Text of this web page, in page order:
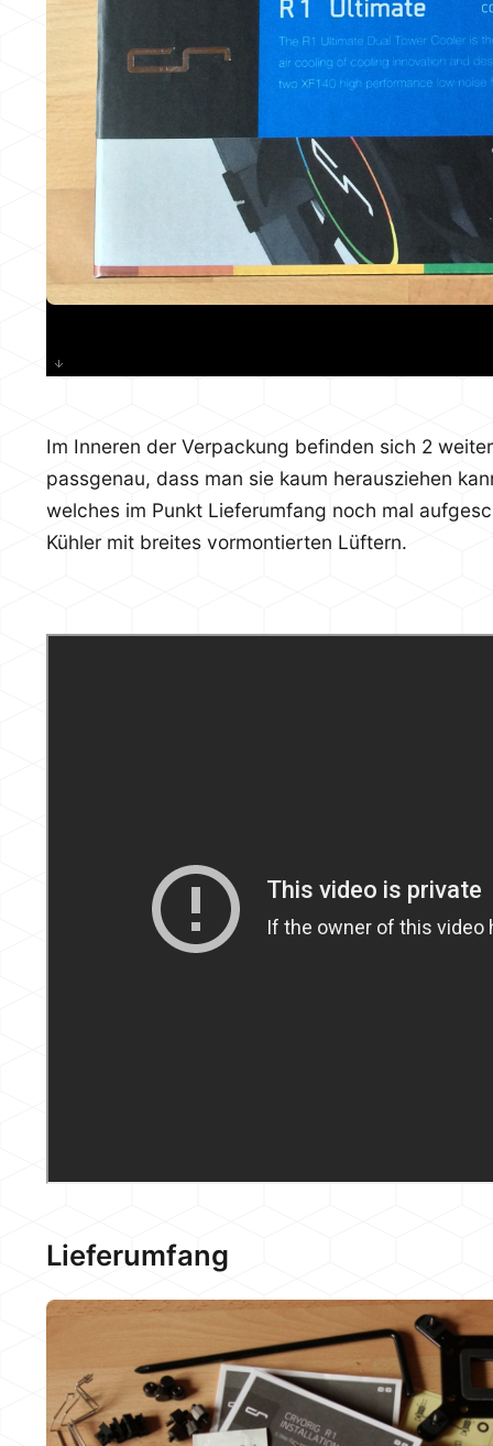
Im Inneren der Verpackung befinden sich 2
passgenau, dass man sie kaum herausziehen
welches im Punkt Lieferumfang noch mal
Kühler mit breites vormontierten Lüftern.
Lieferumfang